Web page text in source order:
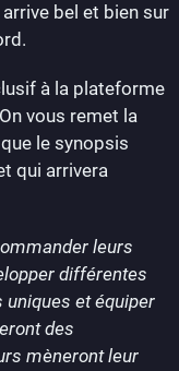
bel et bien sur
à la plateforme
vous remet la
le synopsis
qui arrivera
leurs
différentes
et équiper
des
mèneront leur